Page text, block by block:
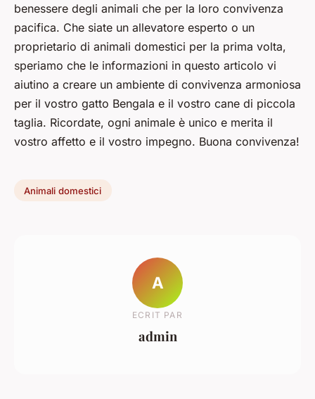
benessere degli animali che per la loro convivenza
pacifica. Che siate un allevatore esperto o un
proprietario di animali domestici per la prima volta,
speriamo che le informazioni in questo articolo vi
aiutino a creare un ambiente di convivenza armoniosa
per il vostro gatto Bengala e il vostro cane di piccola
taglia. Ricordate, ogni animale è unico e merita il
vostro affetto e il vostro impegno. Buona convivenza!
Animali domestici
A
ECRIT PAR
admin